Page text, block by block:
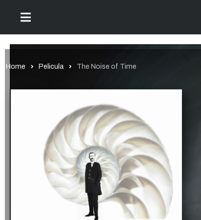
Home Pelicula The Noise of Time